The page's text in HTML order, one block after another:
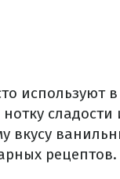
используют
вкусу
рецептов.